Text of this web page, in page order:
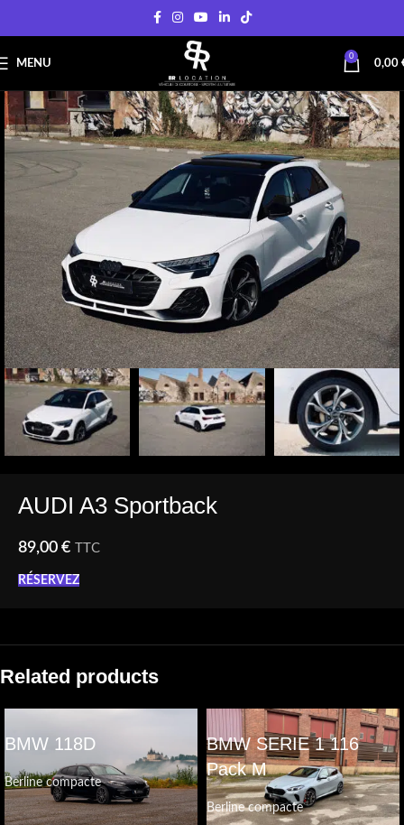
MENU
0
0,00
AUDI A3 Sportback
89,00 € TTC
RÉSERVEZ
Related products
BMW 118D
Berline compacte
BMW SERIE 1 116
Pack M
Berline compacte